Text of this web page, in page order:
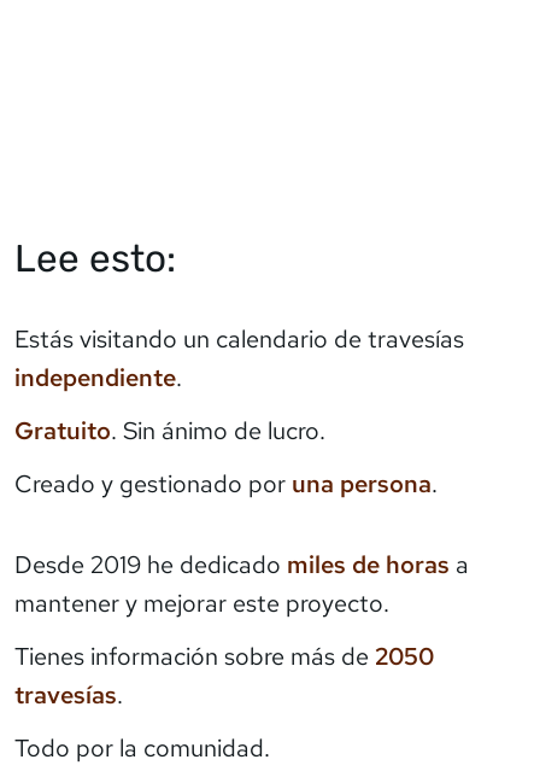
Lee esto:
Estás visitando un calendario de travesías
independiente.
Gratuito. Sin ánimo de lucro.
Creado y gestionado por una persona.
Desde 2019 he dedicado miles de horas a
mantener y mejorar este proyecto.
Tienes información sobre más de 2050
travesías.
Todo por la comunidad.